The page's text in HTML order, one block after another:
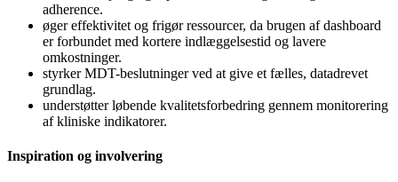
adherence.
øger effektivitet og frigør ressourcer, da brugen af dashboard
er forbundet med kortere indlæggelsestid og lavere
omkostninger.
styrker MDT-beslutninger ved at give et fælles, datadrevet
grundlag.
understøtter løbende kvalitetsforbedring gennem monitorering
af kliniske indikatorer.
Inspiration og involvering